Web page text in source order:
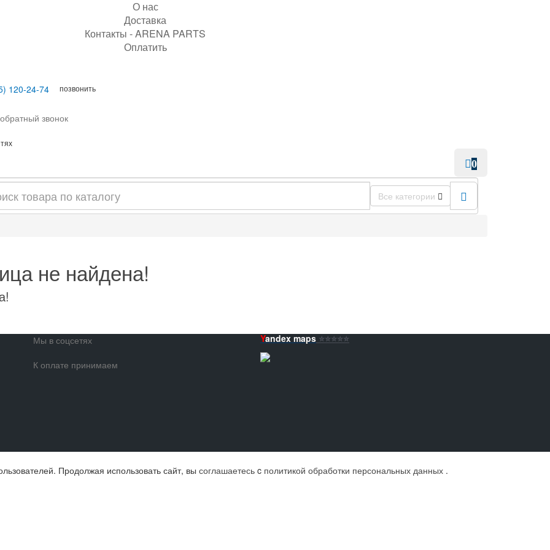
О нас
Доставка
Контакты - ARENA PARTS
Оплатить
120-24-74 позвонить
звонок
0
Все категории
не найдена!
Мы в соцсетях
К оплате принимаем
Yandex maps ⭐️⭐️⭐️⭐️⭐️
Продолжая использовать сайт, вы соглашаетесь c политикой обработки персональных данных .